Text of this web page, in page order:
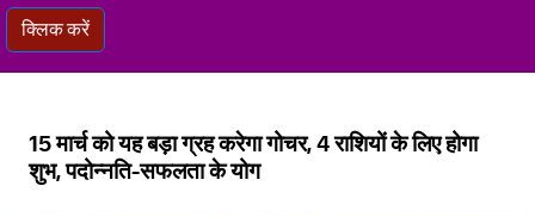
क्लिक करें
15 मार्च को यह बड़ा ग्रह करेगा गोचर, 4 राशियों के लिए होगा
शुभ, पदोन्नति-सफलता के योग